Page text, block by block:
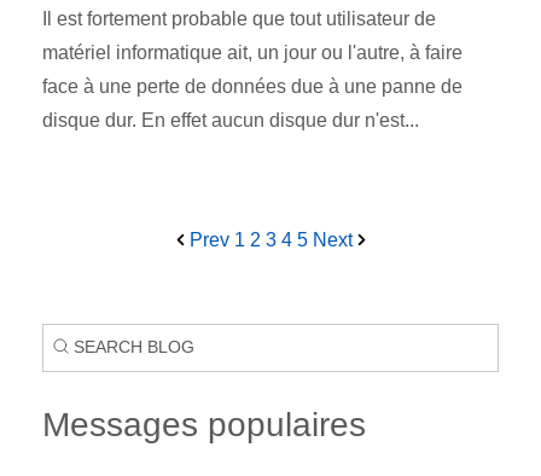
Il est fortement probable que tout utilisateur de
matériel informatique ait, un jour ou l'autre, à faire
face à une perte de données due à une panne de
disque dur. En effet aucun disque dur n'est...
Prev 1 2 3 4 5 Next
Messages populaires